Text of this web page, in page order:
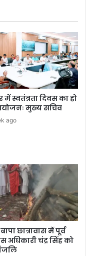
में स्वतंत्रता दिवस का हो
मुख्य सचिव
ago
छात्रावास में पूर्व
अधिकारी चंद्र सिंह को